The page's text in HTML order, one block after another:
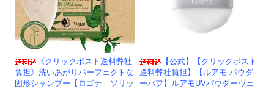
《クリックポスト送料弊社
負担》洗いあがりパーフェクトな
固形シャンプー【ロゴナ ソリッ
【公式】【クリックポスト
送料弊社負担】【ルアモ パウダ
ーパフ】ルアモUVパウダーヴェ